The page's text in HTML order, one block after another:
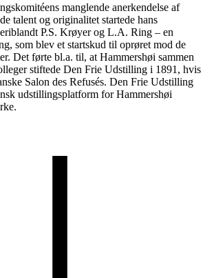
manglende anerkendelse af
talent og originalitet startede hans
P.S. Krøyer og L.A. Ring – en
som blev et startskud til oprøret mod de
Det førte bl.a. til, at Hammershøi sammen
stiftede Den Frie Udstilling i 1891, hvis
Salon des Refusés. Den Frie Udstilling
udstillingsplatform for Hammershøi